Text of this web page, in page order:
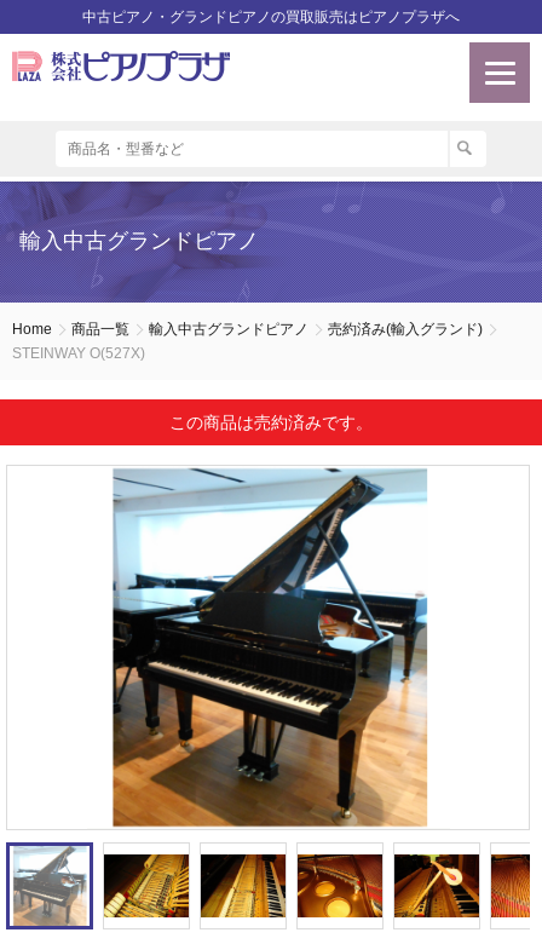
中古ピアノ・グランドピアノの買取販売はピアノプラザへ
輸入中古グランドピアノ
Home 商品一覧 輸入中古グランドピアノ
売約済み(輸入グランド)
STEINWAY O(527X)
この商品は売約済みです。